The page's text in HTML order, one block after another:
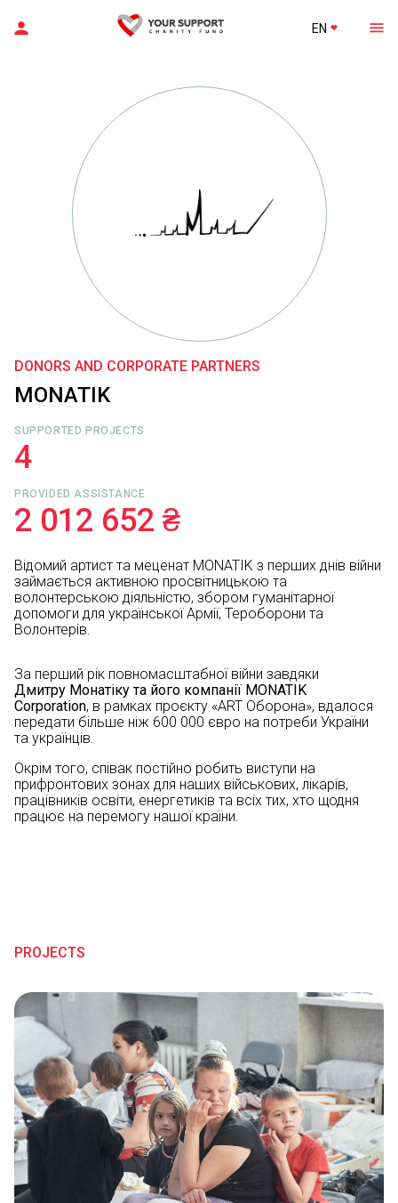
EN
DONORS AND CORPORATE PARTNERS
MONATIK
SUPPORTED PROJECTS
4
PROVIDED ASSISTANCE
2 012 652 ₴
Відомий артист та меценат MONATIK з перших днів війни
займається активною просвітницькою та
волонтерською діяльністю, збором гуманітарної
допомоги для української Армії, Тероборони та
Волонтерів.
За перший рік повномасштабної війни завдяки
Дмитру Монатіку та його компанії MONATIK
Corporation, в рамках проєкту «ART Оборона», вдалося
передати більше ніж 600 000 євро на потреби України
та українців.
Окрім того, співак постійно робить виступи на
прифронтових зонах для наших військових, лікарів,
працівників освіти, енергетиків та всіх тих, хто щодня
працює на перемогу нашої країни.
PROJECTS